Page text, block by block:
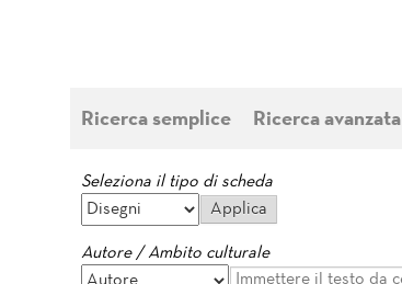
Ricerca semplice Ricerca avanzata
Seleziona il tipo di scheda
Autore / Ambito culturale